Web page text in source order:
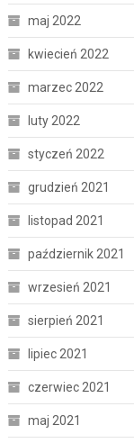
maj 2022
kwiecień 2022
marzec 2022
luty 2022
styczeń 2022
grudzień 2021
listopad 2021
październik 2021
wrzesień 2021
sierpień 2021
lipiec 2021
czerwiec 2021
maj 2021